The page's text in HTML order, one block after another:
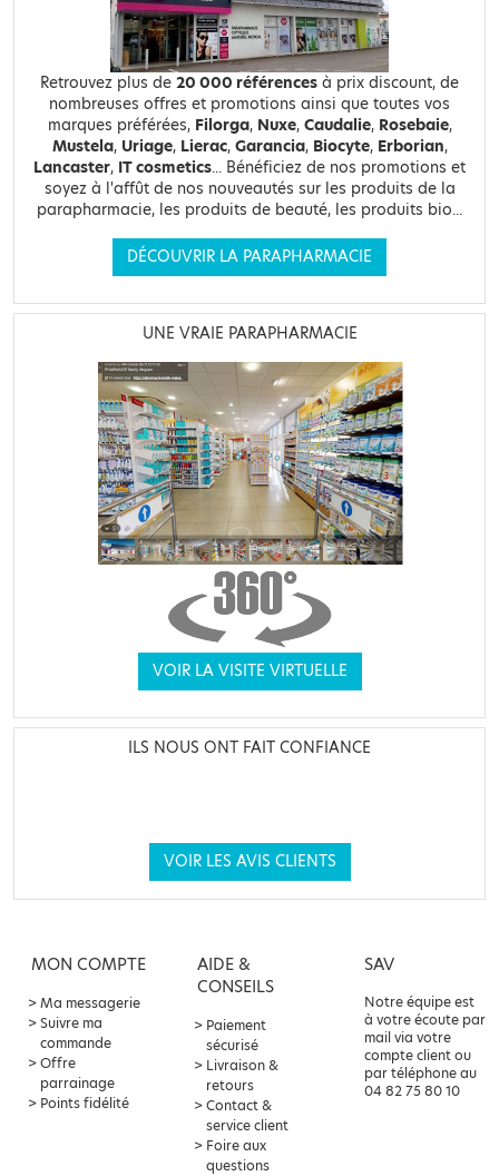
Retrouvez plus de 20 000 références à prix discount, de
nombreuses offres et promotions ainsi que toutes vos
marques préférées, Filorga, Nuxe, Caudalie, Rosebaie,
Mustela, Uriage, Lierac, Garancia, Biocyte, Erborian,
Lancaster, IT cosmetics... Bénéficiez de nos promotions et
soyez à l'affût de nos nouveautés sur les produits de la
parapharmacie, les produits de beauté, les produits bio...
DÉCOUVRIR LA PARAPHARMACIE
UNE VRAIE PARAPHARMACIE
VOIR LA VISITE VIRTUELLE
ILS NOUS ONT FAIT CONFIANCE
VOIR LES AVIS CLIENTS
MON COMPTE
Ma messagerie
Suivre ma
commande
Offre
parrainage
Points fidélité
AIDE &
CONSEILS
Paiement
sécurisé
Livraison &
retours
Contact &
service client
Foire aux
questions
SAV
Notre équipe est
à votre écoute par
mail via votre
compte client ou
par téléphone au
04 82 75 80 10